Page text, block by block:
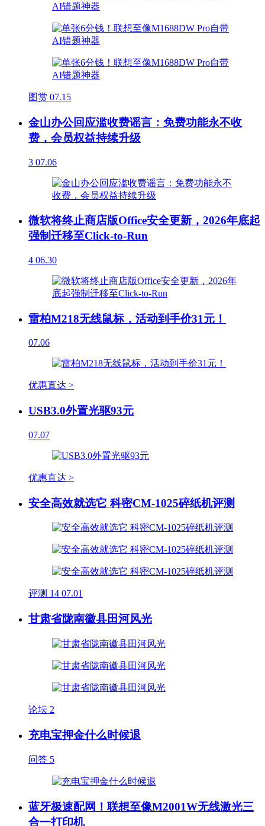
图赏 07.15
金山办公回应滥收费谣言：免费功能永不收
费，会员权益持续升级
3 07.06
微软将终止商店版Office安全更新，2026年底起
强制迁移至Click-to-Run
4 06.30
雷柏M218无线鼠标，活动到手价31元！
07.06
优惠直达 >
USB3.0外置光驱93元
07.07
优惠直达 >
安全高效就选它 科密CM-1025碎纸机评测
评测 14 07.01
甘肃省陇南徽县田河风光
论坛 2
充电宝押金什么时候退
问答 5
蓝牙极速配网！联想至像M2001W无线激光三
合一打印机